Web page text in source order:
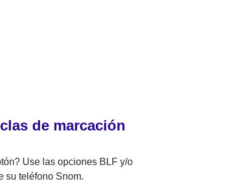
de marcación
Use las opciones BLF y/o
su teléfono Snom.